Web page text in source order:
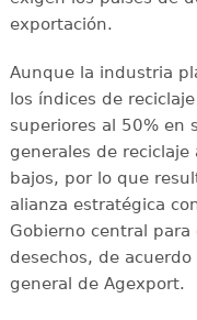
exportación.
Aunque la industria
los índices de
superiores al 50% en
generales de
bajos, por lo que
alianza estratégica
Gobierno central
desechos, de
general de Agexport.